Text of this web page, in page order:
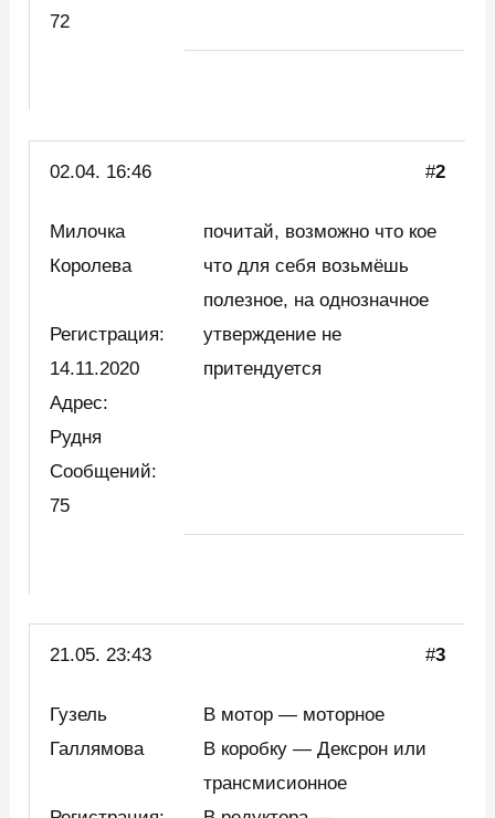
72
02.04. 16:46 #2
Милочка
Королева
Регистрация:
14.11.2020
Адрес:
Рудня
Сообщений:
75
почитай, возможно что кое
что для себя возьмёшь
полезное, на однозначное
утверждение не
притендуется
21.05. 23:43 #3
Гузель
Галлямова
В мотор — моторное
В коробку — Дексрон или
трансмисионное